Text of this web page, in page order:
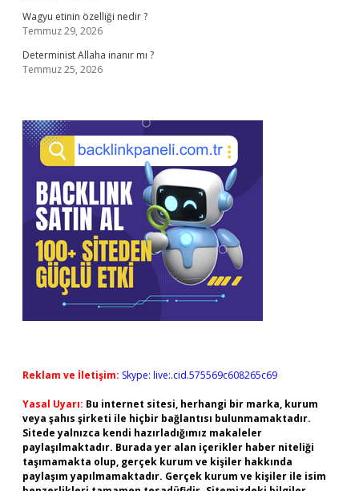
Wagyu etinin özelliği nedir ?
Temmuz 29, 2026
Determinist Allaha inanır mı ?
Temmuz 25, 2026
Reklam ve İletişim: Skype: live:.cid.575569c608265c69
Yasal Uyarı: Bu internet sitesi, herhangi bir marka, kurum
veya şahıs şirketi ile hiçbir bağlantısı bulunmamaktadır.
Sitede yalnızca kendi hazırladığımız makaleler
paylaşılmaktadır. Burada yer alan içerikler haber niteliği
taşımamakta olup, gerçek kurum ve kişiler hakkında
paylaşım yapılmamaktadır. Gerçek kurum ve kişiler ile isim